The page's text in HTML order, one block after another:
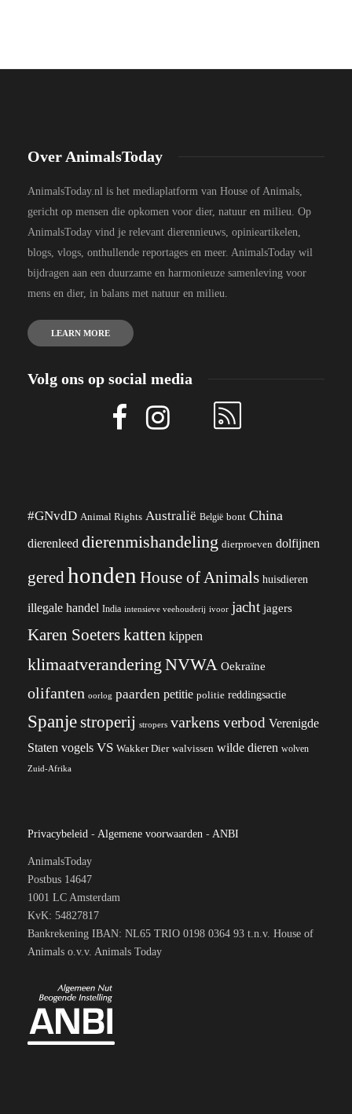
Over AnimalsToday
AnimalsToday.nl is het mediaplatform van House of Animals,
gericht op mensen die opkomen voor dier, natuur en milieu. Op
AnimalsToday vind je relevant dierennieuws, opinieartikelen,
blogs, vlogs, onthullende reportages en meer. AnimalsToday wil
bijdragen aan een duurzame en harmonieuze samenleving voor
mens en dier, in balans met natuur en milieu.
LEARN MORE
Volg ons op social media
#GNvdD Animal Rights Australië België bont China
dierenleed dierenmishandeling dierproeven dolfijnen
gered honden House of Animals huisdieren
illegale handel India intensieve veehouderij ivoor jacht jagers
Karen Soeterskatten kippen
klimaatverandering NVWA Oekraïne
olifanten oorlog paarden petitie politie reddingsactie
Spanjestroperij stropers varkens verbod Verenigde
Staten vogels VS Wakker Dier walvissen wilde dieren wolven
Zuid-Afrika
Privacybeleid - Algemene voorwaarden - ANBI
AnimalsToday
Postbus 14647
1001 LC Amsterdam
KvK: 54827817
Bankrekening IBAN: NL65 TRIO 0198 0364 93 t.n.v. House of
Animals o.v.v. Animals Today